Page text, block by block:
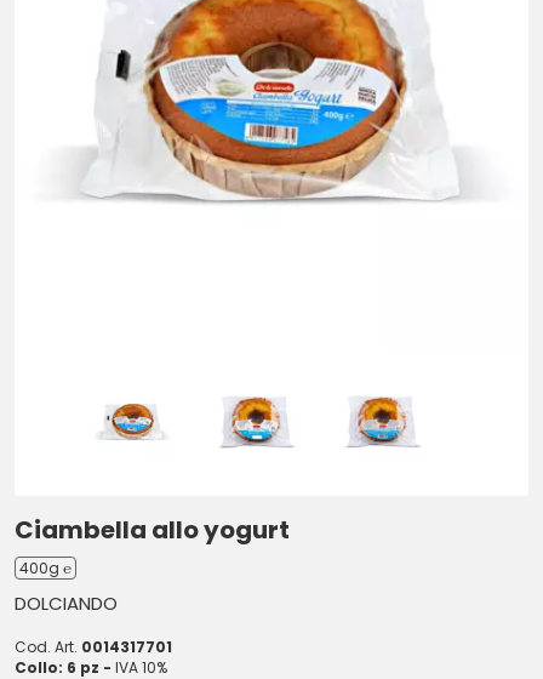
Ciambella allo yogurt
400g ℮
DOLCIANDO
Cod. Art. 0014317701
Collo: 6 pz - IVA 10%